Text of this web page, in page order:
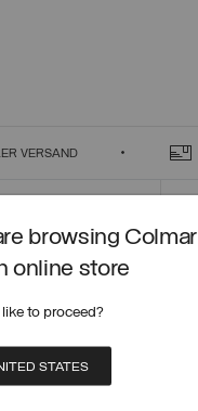
browsing Colmar
online store
to proceed?
STATES
VERSAND